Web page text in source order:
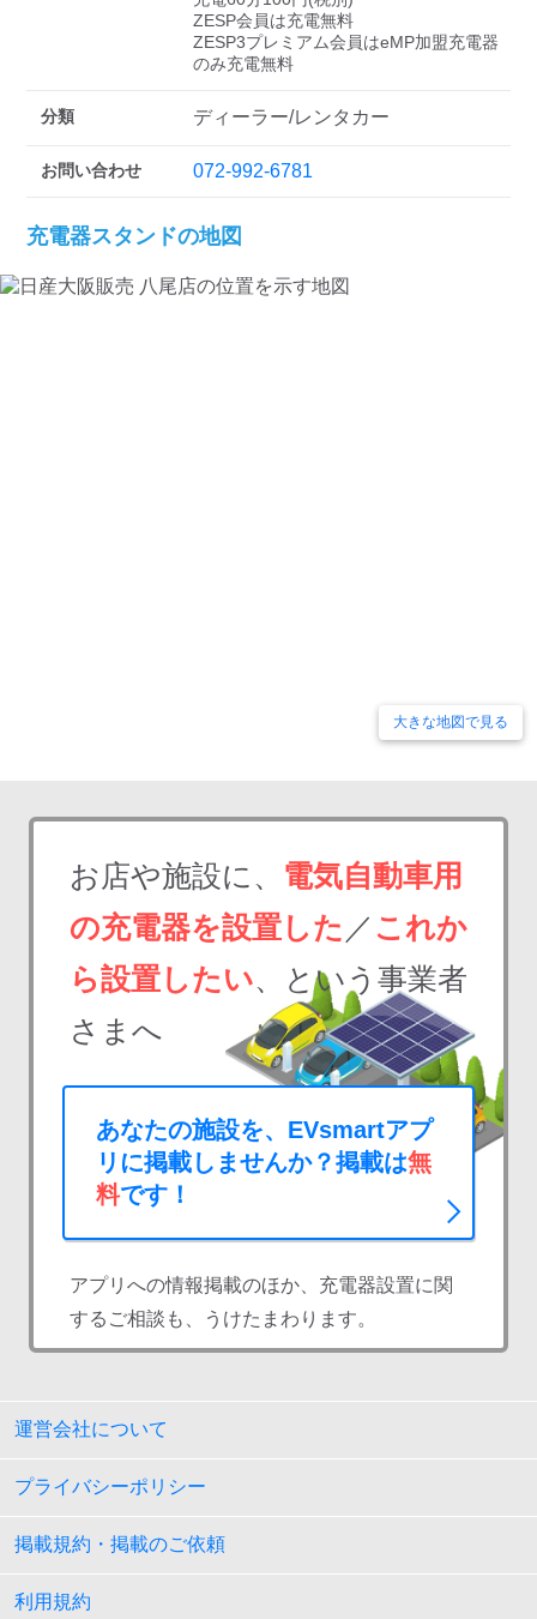
ZESP会員は充電無料
ZESP3プレミアム会員はeMP加盟充電器
のみ充電無料
分類 ディーラー/レンタカー
お問い合わせ 072-992-6781
充電器スタンドの地図
大きな地図で見る
お店や施設に、 電気自動車用
の充電器を設置した ／ これか
ら設置したい、という事業者
さまへ
あなたの施設を、EVsmartアプ
リに掲載しませんか？掲載は無
料です！
アプリへの情報掲載のほか、充電器設置に関
するご相談も、うけたまわります。
運営会社について
プライバシーポリシー
掲載規約・掲載のご依頼
利用規約